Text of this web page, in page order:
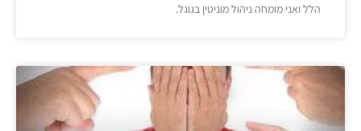
הלל ואני מומחה ניהול מוניטין בגוגל.